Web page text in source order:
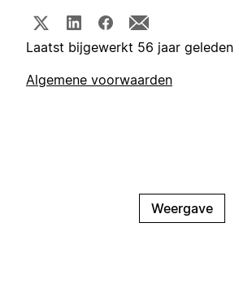
Laatst bijgewerkt 56 jaar geleden
Algemene voorwaarden
Weergave